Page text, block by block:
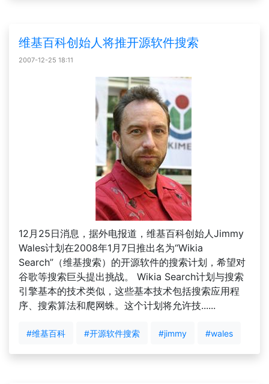
维基百科创始人将推开源软件搜索
2007-12-25 18:11
12月25日消息，据外电报道，维基百科创始人Jimmy
Wales计划在2008年1月7日推出名为“Wikia
Search”（维基搜索）的开源软件的搜索计划，希望对
谷歌等搜索巨头提出挑战。 Wikia Search计划与搜索
引擎基本的技术类似，这些基本技术包括搜索应用程
序、搜索算法和爬网蛛。这个计划将允许技......
#维基百科 #开源软件搜索 #jimmy #wales